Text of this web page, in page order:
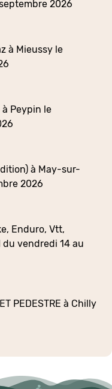
2026
à Mieussy le
à Peypin le
à May-sur-
2026
Enduro, Vtt,
vendredi 14 au
PEDESTRE à Chilly